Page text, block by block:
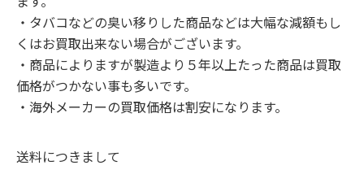
・タバコなどの臭い移りした商品などは大幅な減額もし
くはお買取出来ない場合がございます。
・商品によりますが製造より５年以上たった商品は買取
価格がつかない事も多いです。
・海外メーカーの買取価格は割安になります。
送料につきまして